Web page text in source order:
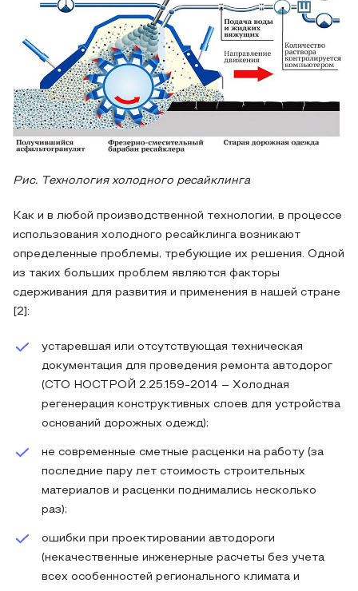
Рис. Технология холодного ресайклинга
Как и в любой производственной технологии, в процессе
использования холодного ресайклинга возникают
определенные проблемы, требующие их решения. Одной
из таких больших проблем являются факторы
сдерживания для развития и применения в нашей стране
[2]:
устаревшая или отсутствующая техническая
документация для проведения ремонта автодорог
(СТО НОСТРОЙ 2.25.159-2014 – Холодная
регенерация конструктивных слоев для устройства
оснований дорожных одежд);
не современные сметные расценки на работу (за
последние пару лет стоимость строительных
материалов и расценки поднимались несколько
раз);
ошибки при проектировании автодороги
(некачественные инженерные расчеты без учета
всех особенностей регионального климата и